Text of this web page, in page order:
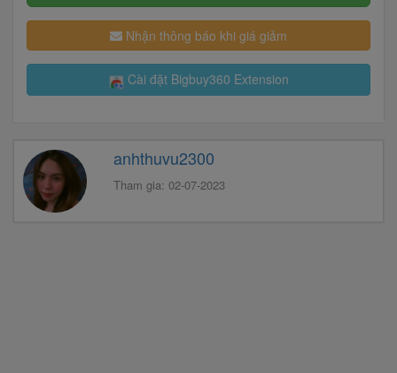
Nhận thông báo khi giá giảm
Cài đặt Bigbuy360 Extension
anhthuvu2300
Tham gia: 02-07-2023